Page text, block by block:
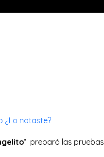
¿Lo notaste?
preparó las pruebas